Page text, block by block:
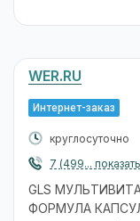
WER.RU
Интернет-заказ
круглосуточно
7 (499... показать
GLS
ФОРМУЛА